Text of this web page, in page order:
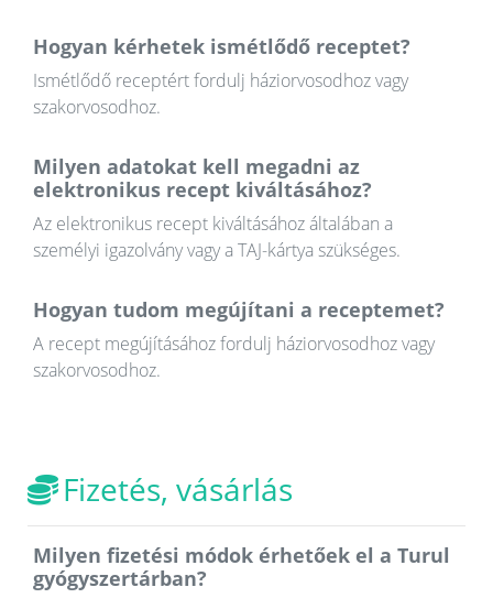
Hogyan kérhetek ismétlődő receptet?
Ismétlődő receptért fordulj háziorvosodhoz vagy
szakorvosodhoz.
Milyen adatokat kell megadni az
elektronikus recept kiváltásához?
Az elektronikus recept kiváltásához általában a
személyi igazolvány vagy a TAJ-kártya szükséges.
Hogyan tudom megújítani a receptemet?
A recept megújításához fordulj háziorvosodhoz vagy
szakorvosodhoz.
Fizetés, vásárlás
Milyen fizetési módok érhetőek el a Turul
gyógyszertárban?